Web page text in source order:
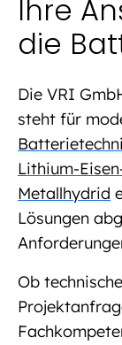
Ihre
die
Die VRI
steht für
Lithium-
Metallhydrid
Lösungen
Ob